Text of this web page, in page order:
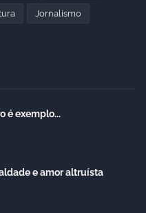
Jornalismo
é exemplo...
e amor altruísta